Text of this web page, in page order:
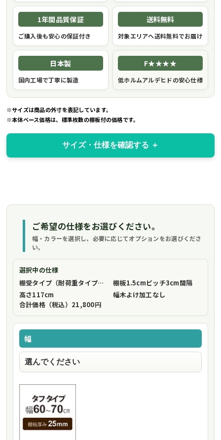
1年間品質保証
ご購入後も安心の保証付き
送料無料
対象エリアへ送料無料でお届け
日本製
国内工場で丁寧に製造
F★★★★
低ホルムアルデヒドの安心仕様
※サイズは商品の外寸を表記しています。
※本体ベース価格は、標準枚数の棚板付の価格です。
サイズ・仕様を確認する
ご希望の仕様をお選びください。
幅・カラーを選択し、必要に応じてオプションをお選びくださ
い。
選択中の仕様
棚受タイプ（耐荷重タイプ）
フリーストップ棚受（標準仕様）
棚板1.5cmピッチ3cm間隔
高さ117cm 幅木よけ加工なし
合計価格（税込） 21,800円
幅